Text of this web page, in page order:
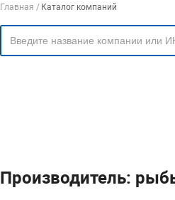
Избранные
С моим участием
Актуальные
Динамика цен
Навигация по
Главная Каталог компаний
Производитель: